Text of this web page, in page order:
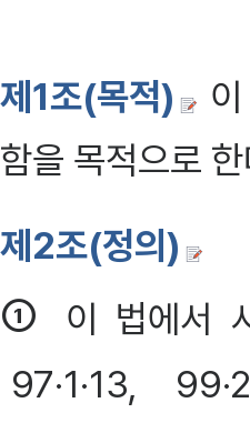
제1조(목적)
함을 목적으로
제2조(정의)
①
이 법에서
97·1·13,